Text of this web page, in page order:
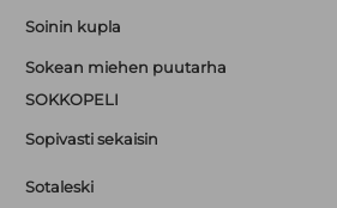
Soinin kupla
Sokean miehen puutarha
SOKKOPELI
Sopivasti sekaisin
Sotaleski